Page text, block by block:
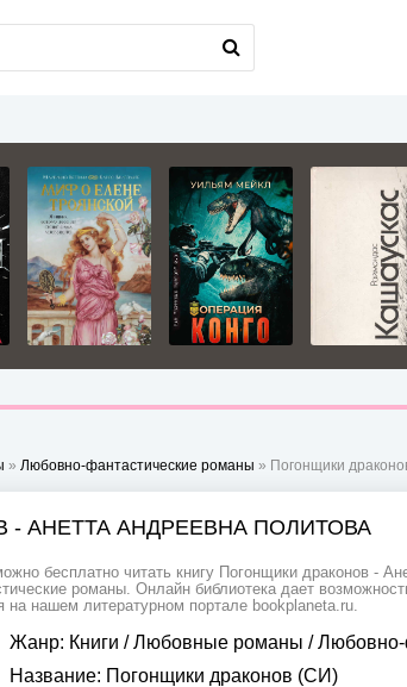
» Любовно-фантастические романы » Погонщики
АНЕТТА АНДРЕЕВНА ПОЛИТОВА
бесплатно читать книгу Погонщики драконов -
романы. Онлайн библиотека дает
нашем литературном портале bookplaneta.ru.
Жанр: Книги /Любовные романы /Любовно-
Название: Погонщики драконов (СИ)